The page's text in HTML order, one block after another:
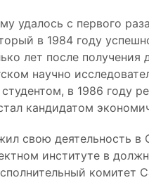
удалось с первого
в 1984 году
лет после получения
научно
в 1986 году
кандидатом
свою деятельность в
институте в
комитет